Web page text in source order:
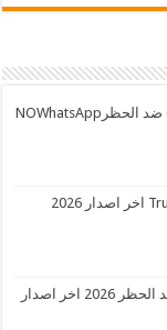
واتساب ابو عمر 2026 ( ابو نورة ) ضد الحظرNOWhatsApp